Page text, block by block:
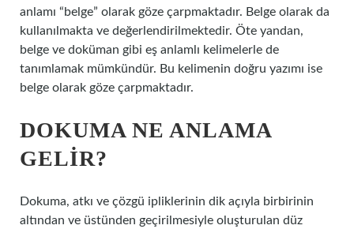
anlamı “belge” olarak göze çarpmaktadır. Belge olarak da
kullanılmakta ve değerlendirilmektedir. Öte yandan,
belge ve doküman gibi eş anlamlı kelimelerle de
tanımlamak mümkündür. Bu kelimenin doğru yazımı ise
belge olarak göze çarpmaktadır.
DOKUMA NE ANLAMA
GELIR?
Dokuma, atkı ve çözgü ipliklerinin dik açıyla birbirinin
altından ve üstünden geçirilmesiyle oluşturulan düz